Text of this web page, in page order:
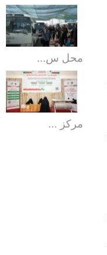
محل س...
مرکز ...